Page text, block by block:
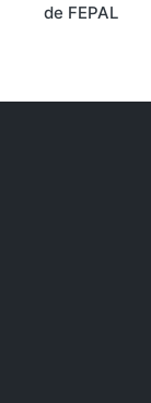
de FEPAL